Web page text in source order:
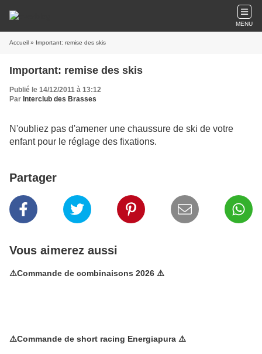
MENU
Accueil » Important: remise des skis
Important: remise des skis
Publié le 14/12/2011 à 13:12
Par Interclub des Brasses
N'oubliez pas d'amener une chaussure de ski de votre
enfant pour le réglage des fixations.
Partager
Vous aimerez aussi
⚠️Commande de combinaisons 2026 ⚠️
⚠️Commande de short racing Energiapura ⚠️